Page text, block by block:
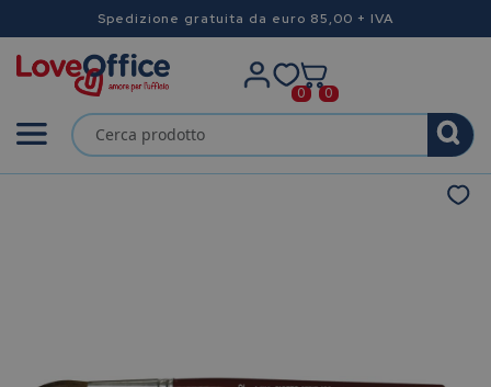
Spedizione gratuita da euro 85,00 + IVA
0 0